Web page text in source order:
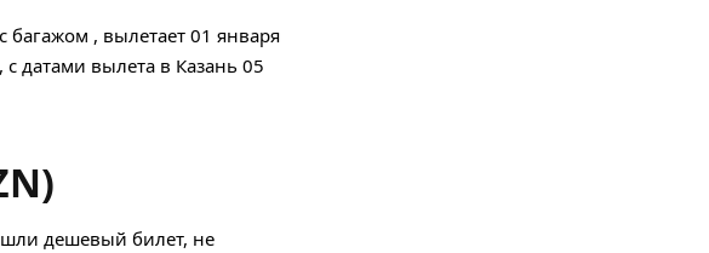
, вылетает 01 января
датами вылета в Казань 05
дешевый билет, не